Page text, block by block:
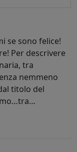
se sono felice!
Per descrivere
tra
nemmeno
titolo del